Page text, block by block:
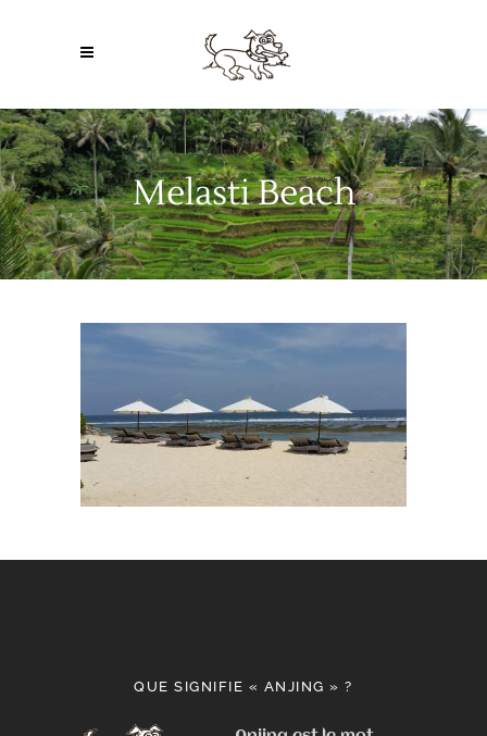
Melasti Beach
QUE SIGNIFIE « ANJING » ?